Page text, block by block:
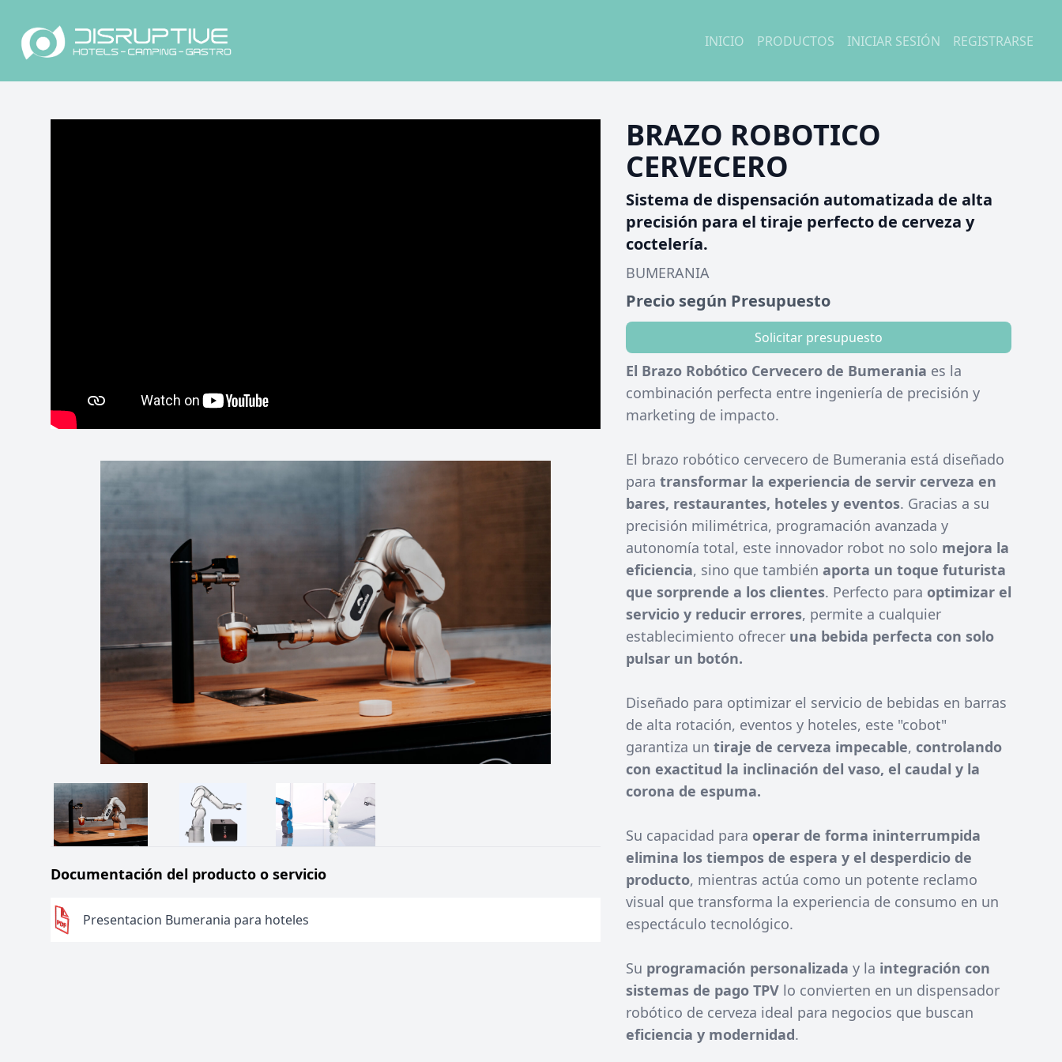
INICIO PRODUCTOS INICIAR SESIÓN REGISTRARSE
Documentación del producto o servicio
Presentacion Bumerania para hoteles
BRAZO ROBOTICO
CERVECERO
Sistema de dispensación automatizada de alta
precisión para el tiraje perfecto de cerveza y
coctelería.
BUMERANIA
Precio según Presupuesto
Solicitar presupuesto
El Brazo Robótico Cervecero de Bumerania es la
combinación perfecta entre ingeniería de precisión y
marketing de impacto.
El brazo robótico cervecero de Bumerania está diseñado
para transformar la experiencia de servir cerveza en
bares, restaurantes, hoteles y eventos. Gracias a su
precisión milimétrica, programación avanzada y
autonomía total, este innovador robot no solo mejora la
eficiencia, sino que también aporta un toque futurista
que sorprende a los clientes. Perfecto para optimizar el
servicio y reducir errores, permite a cualquier
establecimiento ofrecer una bebida perfecta con solo
pulsar un botón.
Diseñado para optimizar el servicio de bebidas en barras
de alta rotación, eventos y hoteles, este "cobot"
garantiza un tiraje de cerveza impecable, controlando
con exactitud la inclinación del vaso, el caudal y la
corona de espuma.
Su capacidad para operar de forma ininterrumpida
elimina los tiempos de espera y el desperdicio de
producto, mientras actúa como un potente reclamo
visual que transforma la experiencia de consumo en un
espectáculo tecnológico.
Su programación personalizada y la integración con
sistemas de pago TPV lo convierten en un dispensador
robótico de cerveza ideal para negocios que buscan
eficiencia y modernidad.